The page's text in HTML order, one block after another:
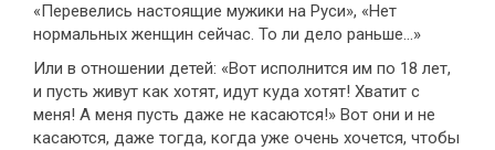
«Перевелись настоящие мужики на Руси», «Нет
нормальных женщин сейчас. То ли дело раньше...»
Или в отношении детей: «Вот исполнится им по 18 лет,
и пусть живут как хотят, идут куда хотят! Хватит с
меня! А меня пусть даже не касаются!» Вот они и не
касаются, даже тогда, когда уже очень хочется, чтобы